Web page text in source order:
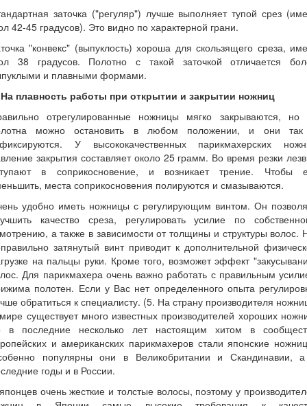
заточка ("регуляр") лучше выполняет тупой срез
42-45 градусов). Это видно по характерной грани.
"конвекс" (выпуклость) хороша для скользящего среза,
38 градусов. Полотно с такой заточкой отличается
и плавными формами.
плавность работы при открытии и закрытии ножниц
отрегулированные ножницы мягко закрываются, но
можно остановить в любом положении, и они
У высококачественных парикмахерских
закрытия составляет около 25 грамм. Во время резки
в соприкосновение, и возникает трение. Чтобы
места соприкосновения полируются и смазываются.
удобно иметь ножницы с регулирующим винтом. Он
качество среза, регулировать усилие по
а также в зависимости от толщины и структуры волос.
затянутый винт приводит к дополнительной
на пальцы руки. Кроме того, возможет эффект
Для парикмахера очень важно работать с правильным
полотен. Если у Вас нет определенного опыта
обратиться к специалисту. (5. На страну производителя
существует много известных производителей хороших
в последние несколько лет настоящим хитом в
и американских парикмахеров стали японские
популярны они в Великобритании и Скандинавии,
годы и в России.
очень жесткие и толстые волосы, поэтому у